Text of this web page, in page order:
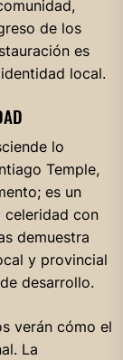
de los
es
local.
lo
Temple,
es un
celeridad con
demuestra
y provincial
desarrollo.
verán cómo el
La